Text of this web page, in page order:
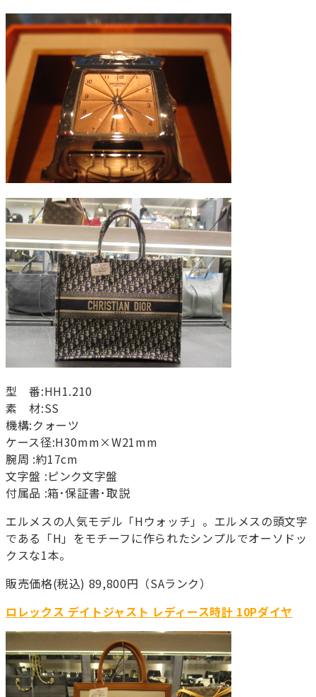
型 番:HH1.210
素 材:SS
機構:クォーツ
ケース径:H30mm×W21mm
腕周 :約17cm
文字盤 :ピンク文字盤
付属品 :箱･保証書･取説
エルメスの人気モデル「Hウォッチ」。エルメスの頭文字
である「H」をモチーフに作られたシンプルでオーソドッ
クスな1本。
販売価格(税込) 89,800円（SAランク）
ロレックス デイトジャスト レディース時計 10Pダイヤ